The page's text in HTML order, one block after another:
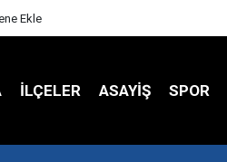
Ekle
İLÇELER ASAYİŞ SPOR